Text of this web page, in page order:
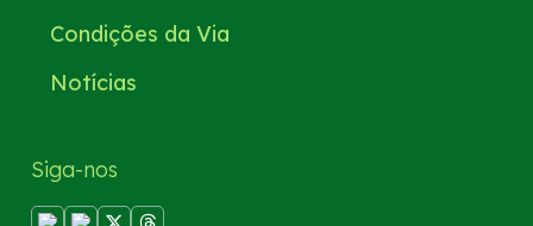
Condições da Via
Notícias
Siga-nos